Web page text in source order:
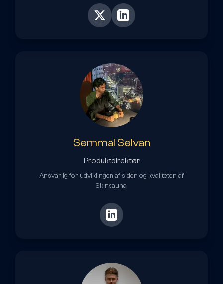
Semmal Selvan
Produktdirektør
Ansvarlig for udviklingen af siden og kvaliteten af
Skinsauna.